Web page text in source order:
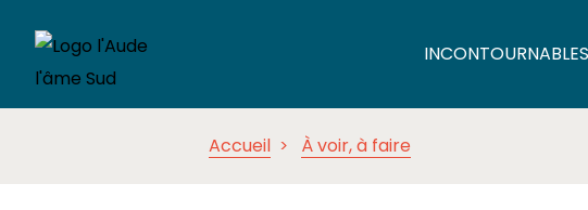
INCONTOURNABLES
Accueil À voir, à faire